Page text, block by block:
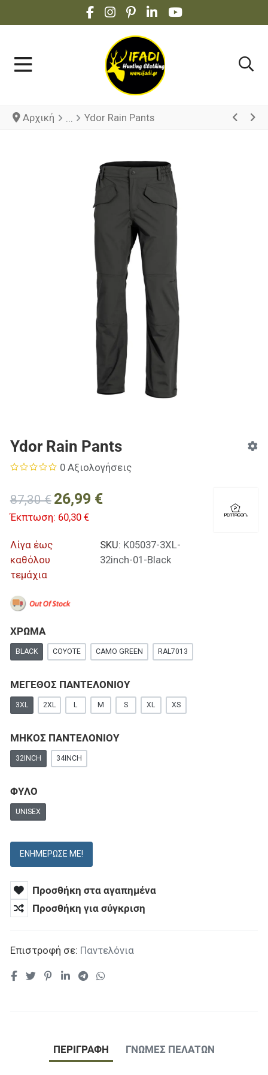
FACEBOOK SOCIAL LINK
INSTAGRAM SOCIAL LINK
PINTEREST SOCIAL LINK
LINKEDIN SOCIAL LINK
YOUTUBE SOCIAL
Αρχική Ydor Rain Pants
Ydor Rain Pants
0 Αξιολογήσεις
87,30 € 26,99 €
Έκπτωση: 60,30 €
Λίγα έως
καθόλου
τεμάχια
SKU: K05037-3XL-
32inch-01-Black
ΧΡΩΜΑ
BLACK COYOTE CAMO GREEN RAL7013
ΜΕΓΕΘΟΣ ΠΑΝΤΕΛΟΝΙΟΥ
3XL 2XL L M S XL XS
ΜΗΚΟΣ ΠΑΝΤΕΛΟΝΙΟΥ
32INCH 34INCH
ΦΥΛΟ
UNISEX
ΕΝΗΜΈΡΩΣΕ ΜΕ!
Προσθήκη στα αγαπημένα
Προσθήκη για σύγκριση
Επιστροφή σε: Παντελόνια
ΠΕΡΙΓΡΑΦΉ ΓΝΏΜΕΣ ΠΕΛΑΤΏΝ